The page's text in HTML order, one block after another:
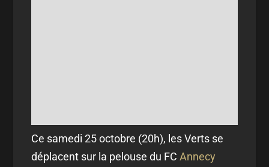
Ce samedi 25 octobre (20h), les Verts se
déplacent sur la pelouse du FCAnnecy